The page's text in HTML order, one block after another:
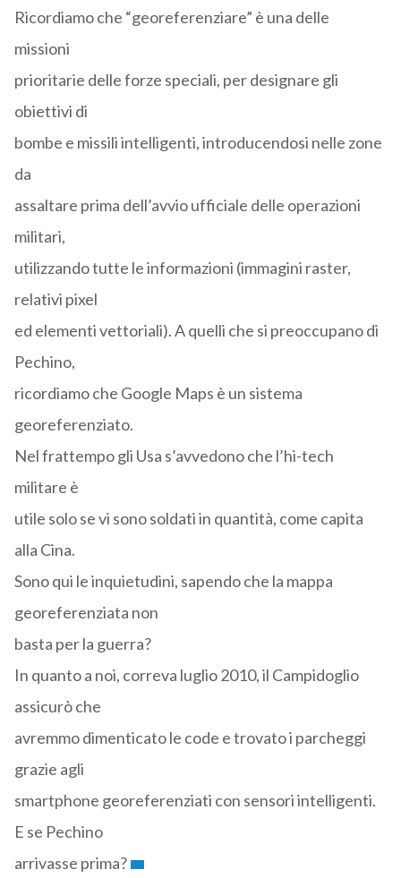
Ricordiamo che “georeferenziare” è una delle
missioni
prioritarie delle forze speciali, per designare gli
obiettivi di
bombe e missili intelligenti, introducendosi nelle zone
da
assaltare prima dell’avvio ufficiale delle operazioni
militari,
utilizzando tutte le informazioni (immagini raster,
relativi pixel
ed elementi vettoriali). A quelli che si preoccupano di
Pechino,
ricordiamo che Google Maps è un sistema
georeferenziato.
Nel frattempo gli Usa s’avvedono che l’hi-tech
militare è
utile solo se vi sono soldati in quantità, come capita
alla Cina.
Sono qui le inquietudini, sapendo che la mappa
georeferenziata non
basta per la guerra?
In quanto a noi, correva luglio 2010, il Campidoglio
assicurò che
avremmo dimenticato le code e trovato i parcheggi
grazie agli
smartphone georeferenziati con sensori intelligenti.
E se Pechino
arrivasse prima?